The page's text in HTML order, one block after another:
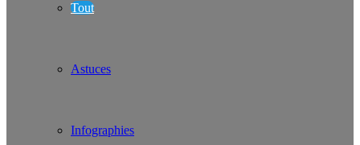
Tout
Astuces
Infographies